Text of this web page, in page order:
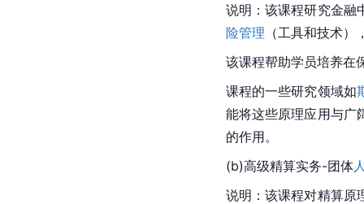
说明：该课程研究金融
险管理 （工具和技术）
该课程帮助学员培养在
课程的一些研究领域如
能将这些原理应用与广
的作用。
(b)高级精算实务-团体
说明：该课程对精算原